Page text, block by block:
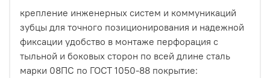
крепление инженерных систем и коммуникаций
зубцы для точного позиционирования и надежной
фиксации удобство в монтаже перфорация с
тыльной и боковых сторон по всей длине сталь
марки 08ПС по ГОСТ 1050-88 покрытие: